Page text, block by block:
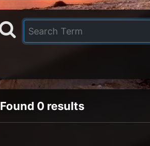
Found 0 results